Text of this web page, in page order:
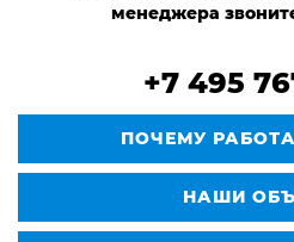
менеджера
+7 495
ПОЧЕМУ
НАШИ